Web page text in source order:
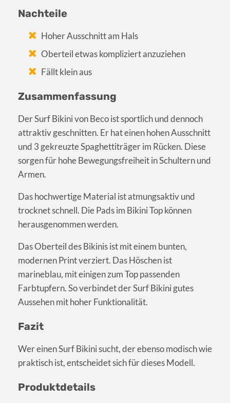
Nachteile
Hoher Ausschnitt am Hals
Oberteil etwas kompliziert anzuziehen
Fällt klein aus
Zusammenfassung
Der Surf Bikini von Beco ist sportlich und dennoch
attraktiv geschnitten. Er hat einen hohen Ausschnitt
und 3 gekreuzte Spaghettiträger im Rücken. Diese
sorgen für hohe Bewegungsfreiheit in Schultern und
Armen.
Das hochwertige Material ist atmungsaktiv und
trocknet schnell. Die Pads im Bikini Top können
herausgenommen werden.
Das Oberteil des Bikinis ist mit einem bunten,
modernen Print verziert. Das Höschen ist
marineblau, mit einigen zum Top passenden
Farbtupfern. So verbindet der Surf Bikini gutes
Aussehen mit hoher Funktionalität.
Fazit
Wer einen Surf Bikini sucht, der ebenso modisch wie
praktisch ist, entscheidet sich für dieses Modell.
Produktdetails